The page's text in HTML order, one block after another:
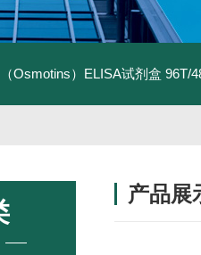
Osmotins）ELISA试剂盒 96T/
产品展